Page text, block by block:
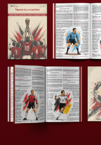
LIGOWE
w